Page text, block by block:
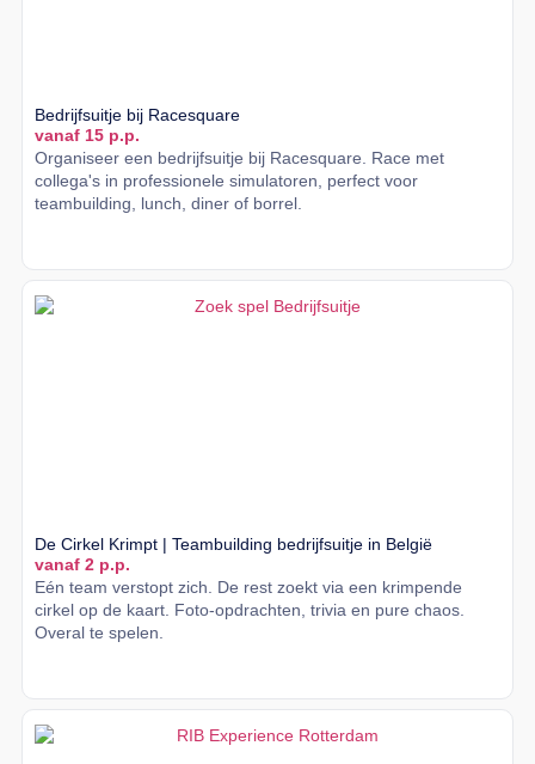
Bedrijfsuitje bij Racesquare
vanaf 15 p.p.
Organiseer een bedrijfsuitje bij Racesquare. Race met
collega's in professionele simulatoren, perfect voor
teambuilding, lunch, diner of borrel.
De Cirkel Krimpt | Teambuilding bedrijfsuitje in België
vanaf 2 p.p.
Eén team verstopt zich. De rest zoekt via een krimpende
cirkel op de kaart. Foto-opdrachten, trivia en pure chaos.
Overal te spelen.